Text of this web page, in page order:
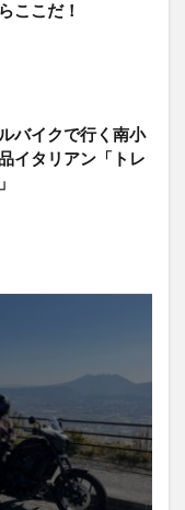
ここだ！
バイクで行く南小
イタリアン「トレ